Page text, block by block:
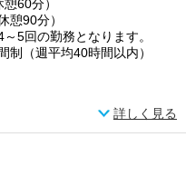
60分）
90分）
5回の勤務となります。
（週平均40時間以内）
詳しく見る